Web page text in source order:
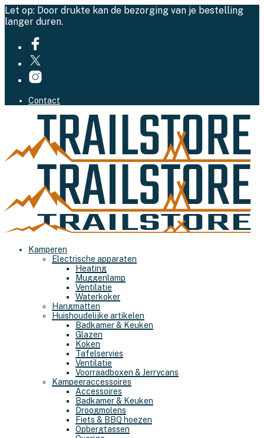
Let op: Door drukte kan de bezorging van je bestelling
langer duren.
Contact
Kamperen
Electrische apparaten
Heating
Muggenlamp
Ventilatie
Waterkoker
Hangmatten
Huishoudelijke artikelen
Badkamer & Keuken
Glazen
Koken
Tafelservies
Ventilatie
Voorraadboxen & Jerrycans
Kampeeraccessoires
Accessoires
Badkamer & Keuken
Droogmolens
Fiets & BBQ hoezen
Opbergtassen